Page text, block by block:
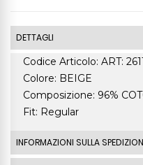
DETTAGLI
Codice Articolo: ART:
Colore: BEIGE
Composizione: 96%
Fit: Regular
INFORMAZIONI SULLA